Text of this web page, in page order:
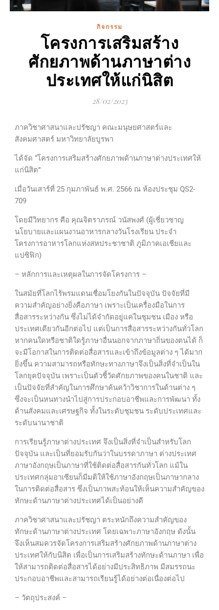
กิจกรรม
โครงการเสริมสร้าง
ศักยภาพด้านภาษาต่าง
ประเทศให้แก่นิสิต
28/02/2023
ภาควิชาศาสนาและปรัชญา คณะมนุษยศาสตร์และ
สังคมศาสตร์ มหาวิทยาลัยบูรพา
ได้จัด “โครงการเสริมสร้างศักยภาพด้านภาษาต่างประเทศให้
แก่นิสิต”
เมื่อวันเสาร์ที่ 25 กุมภาพันธ์ พ.ศ. 2566 ณ ห้องประชุม QS2-
709
โดยมีวิทยากร คือ คุณจิตราภรณ์ วนัสพงศ์ (ผู้เชี่ยวชาญ
นโยบายและแผนงานอาหารกลางวันโรงเรียน ประจำ
โครงการอาหารโลกแห่งสหประชาชาติ ภูมิภาคเอเชียและ
แปซิฟิก)
– หลักการและเหตุผลในการจัดโครงการ –
ในสมัยที่โลกไร้พรมแดนเชื่อมโยงกันในปัจจุบัน ปัจจัยที่มี
ความสำคัญอย่างยิ่งคือภาษา เพราะเป็นเครื่องมือในการ
สื่อสารระหว่างกัน ซึ่งไม่ได้จำกัดอยู่แค่ในชุมชน เมือง หรือ
ประเทศเดียวกันอีกต่อไป แต่เป็นการสื่อสารระหว่างกันทั่วโลก
หากคนใดหรือชาติใดรู้ภาษาอื่นนอกจากภาษาถิ่นของตนได้ ก็
จะมีโอกาสในการติดต่อสื่อสารและเข้าถึงข้อมูลต่าง ๆ ได้มาก
ยิ่งขึ้น ความสามารถหรือทักษะทางภาษาจึงเป็นสิ่งที่จำเป็นใน
โลกยุคปัจจุบัน เพราะเป็นตัวชี้วัดศักยภาพของคนในชาติ และ
เป็นปัจจัยที่สำคัญในการศึกษาค้นคว้าวิชาการในด้านต่าง ๆ
ซึ่งจะเป็นหนทางนำไปสู่การประกอบอาชีพและการพัฒนา ทั้ง
ด้านสังคมและเศรษฐกิจ ทั้งในระดับชุมชน ระดับประเทศและ
ระดับนานาชาติ
การเรียนรู้ภาษาต่างประเทศ จึงเป็นสิ่งที่จำเป็นสำหรับโลก
ปัจจุบัน และเป็นที่ยอมรับกันว่าในบรรดาภาษา ต่างประเทศ
ภาษาอังกฤษเป็นภาษาที่ใช้ติดต่อสื่อสารกันทั่วโลก แม้ใน
ประเทศกลุ่มอาเซียนก็มีมติให้ใช้ภาษาอังกฤษเป็นภาษากลาง
ในการติดต่อสื่อสาร ซึ่งเป็นภาพสะท้อนให้เห็นความสำคัญของ
ทักษะด้านภาษาต่างประเทศได้เป็นอย่างดี
ภาควิชาศาสนาและปรัชญา ตระหนักถึงความสำคัญของ
ทักษะด้านภาษาต่างประเทศ โดยเฉพาะภาษาอังกฤษ ดังนั้น
จึงเห็นสมควรจัดโครงการเสริมสร้างศักยภาพด้านภาษาต่าง
ประเทศให้กับนิสิต เพื่อเป็นการเสริมสร้างทักษะด้านภาษา เพื่อ
ให้สามารถติดต่อสื่อสารได้อย่างมีประสิทธิภาพ มีสมรรถนะ
ประกอบอาชีพและสามารถเรียนรู้ได้อย่างต่อเนื่องต่อไป
– วัตถุประสงค์ –